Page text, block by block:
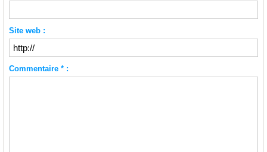
Site web :
Commentaire * :